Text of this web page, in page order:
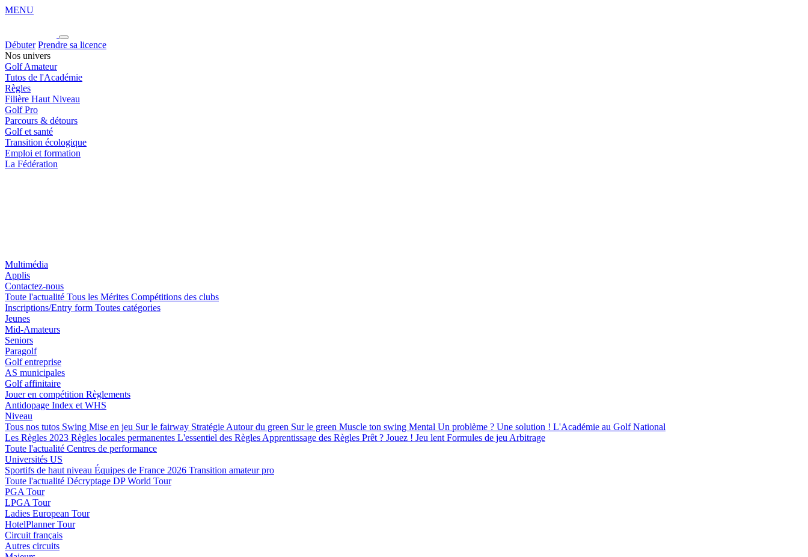
MENU
Débuter Prendre sa licence
Nos univers
Golf Amateur
Tutos de l'Académie
Règles
Filière Haut Niveau
Golf Pro
Parcours & détours
Golf et santé
Transition écologique
Emploi et formation
La Fédération
Multimédia
Applis
Contactez-nous
Toute l'actualité Tous les Mérites Compétitions des clubs
Inscriptions/Entry form Toutes catégories
Jeunes
Mid-Amateurs
Seniors
Paragolf
Golf entreprise
AS municipales
Golf affinitaire
Jouer en compétition Règlements
Antidopage Index et WHS
Niveau
Tous nos tutos Swing Mise en jeu Sur le fairway Stratégie Autour du green Sur le green Muscle ton swing Mental Un problème ? Une solution ! L'Académie au Golf National
Les Règles 2023 Règles locales permanentes L'essentiel des Règles Apprentissage des Règles Prêt ? Jouez ! Jeu lent Formules de jeu Arbitrage
Toute l'actualité Centres de performance
Universités US
Sportifs de haut niveau Équipes de France 2026 Transition amateur pro
Toute l'actualité Décryptage DP World Tour
PGA Tour
LPGA Tour
Ladies European Tour
HotelPlanner Tour
Circuit français
Autres circuits